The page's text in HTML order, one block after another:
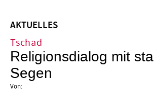
AKTUELLES
Tschad
Religionsdialog mit
Segen
Von: